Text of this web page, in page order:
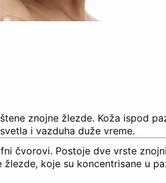
znojne žlezde. Koža ispod
i vazduha duže vreme.
čvorovi. Postoje dve vrste
koje su koncentrisane u